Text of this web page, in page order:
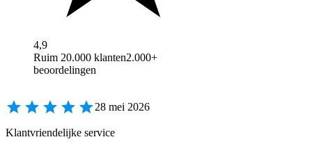
4,9
Ruim 20.000 klanten2.000+
beoordelingen
28 mei 2026
Klantvriendelijke service